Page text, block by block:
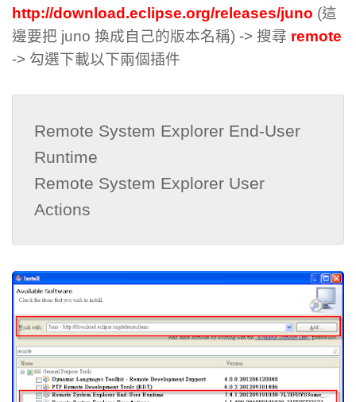
http://download.eclipse.org/releases/juno (這
邊要把 juno 換成自己的版本名稱) -> 搜尋 remote
-> 勾選下載以下兩個插件
Remote System Explorer End-User
Runtime
Remote System Explorer User
Actions